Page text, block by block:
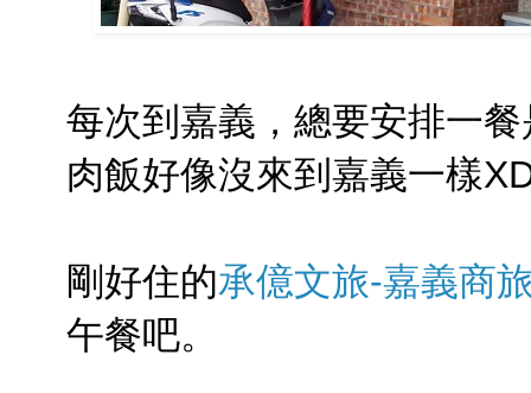
每次到嘉義，總要安排一
肉飯好像沒來到嘉義一樣
剛好住的承億文旅-嘉義商
午餐吧。